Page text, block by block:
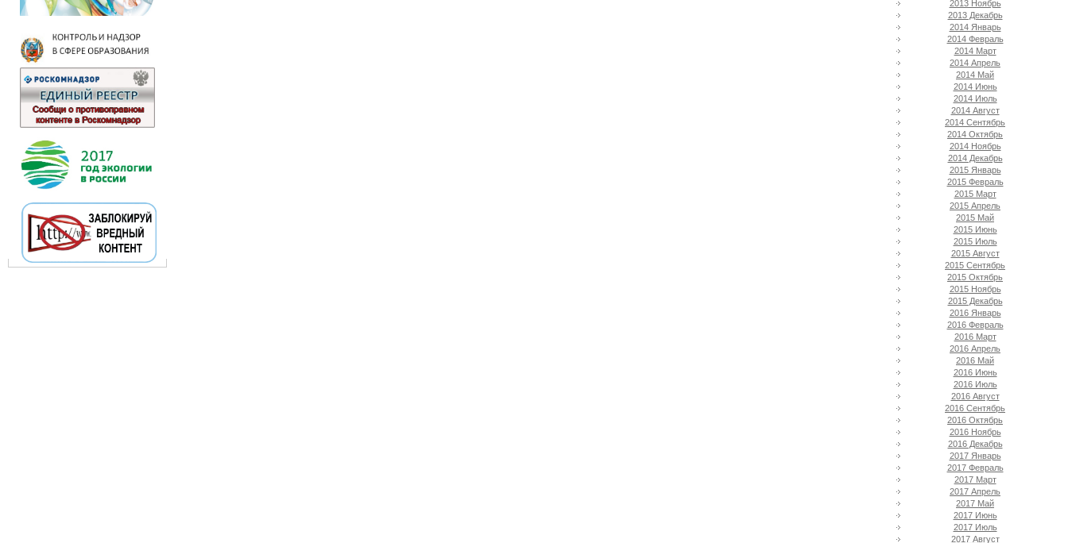
2013 Ноябрь
2013 Декабрь
2014 Январь
2014 Февраль
2014 Март
2014 Апрель
2014 Май
2014 Июнь
2014 Июль
2014 Август
2014 Сентябрь
2014 Октябрь
2014 Ноябрь
2014 Декабрь
2015 Январь
2015 Февраль
2015 Март
2015 Апрель
2015 Май
2015 Июнь
2015 Июль
2015 Август
2015 Сентябрь
2015 Октябрь
2015 Ноябрь
2015 Декабрь
2016 Январь
2016 Февраль
2016 Март
2016 Апрель
2016 Май
2016 Июнь
2016 Июль
2016 Август
2016 Сентябрь
2016 Октябрь
2016 Ноябрь
2016 Декабрь
2017 Январь
2017 Февраль
2017 Март
2017 Апрель
2017 Май
2017 Июнь
2017 Июль
2017 Август